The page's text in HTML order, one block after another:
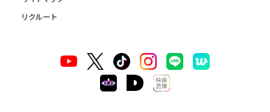
リクルート